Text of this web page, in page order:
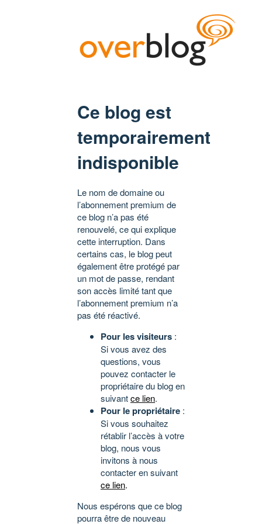
Ce blog est
temporairement
indisponible
Le nom de domaine ou
l’abonnement premium de
ce blog n’a pas été
renouvelé, ce qui explique
cette interruption. Dans
certains cas, le blog peut
également être protégé par
un mot de passe, rendant
son accès limité tant que
l’abonnement premium n’a
pas été réactivé.
Pour les visiteurs :
Si vous avez des
questions, vous
pouvez contacter le
propriétaire du blog en
suivantce lien.
Pour le propriétaire :
Si vous souhaitez
rétablir l’accès à votre
blog, nous vous
invitons à nous
contacter en suivant
ce lien.
Nous espérons que ce blog
pourra être de nouveau